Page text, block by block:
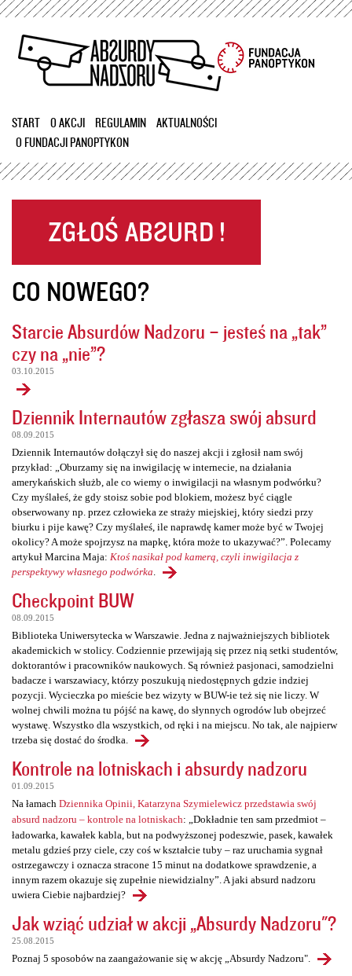
Przejdź
treści
START O AKCJI REGULAMIN
AKTUALNOŚCI
O FUNDACJI PANOPTYKON
CO NOWEGO?
Starcie Absurdów Nadzoru – jesteś na „tak”
czy na „nie”?
03.10.2015
Dziennik Internautów zgłasza swój absurd
08.09.2015
Dziennik Internautów dołączył się do naszej akcji i zgłosił nam swój
przykład: „Oburzamy się na inwigilację w internecie, na działania
amerykańskich służb, ale co wiemy o inwigilacji na własnym podwórku?
Czy myślałeś, że gdy stoisz sobie pod blokiem, możesz być ciągle
obserwowany np. przez człowieka ze straży miejskiej, który siedzi przy
biurku i pije kawę? Czy myślałeś, ile naprawdę kamer może być w Twojej
okolicy? A może spojrzysz na mapkę, która może to ukazywać?”. Polecamy
artykuł Marcina Maja: Ktoś nasikał pod kamerą, czyli inwigilacja z
perspektywy własnego podwórka
Checkpoint BUW
08.09.2015
Biblioteka Uniwersytecka w Warszawie. Jedna z najważniejszych bibliotek
akademickich w stolicy. Codziennie przewijają się przez nią setki studentów,
doktorantów i pracowników naukowych. Są również pasjonaci, samodzielni
badacze i warszawiacy, którzy poszukują niedostępnych gdzie indziej
pozycji. Wycieczka po mieście bez wizyty w BUW-ie też się nie liczy. W
wolnej chwili można tu pójść na kawę, do słynnych ogrodów lub obejrzeć
wystawę. Wszystko dla wszystkich, od ręki i na miejscu. No tak, ale najpierw
trzeba się dostać do środka.
Kontrole na lotniskach i absurdy nadzoru
01.09.2015
Na łamach Dziennika Opinii, Katarzyna Szymielewicz przedstawia swój
absurd nadzoru – kontrole na lotniskach: „Dokładnie ten sam przedmiot –
ładowarka, kawałek kabla, but na podwyższonej podeszwie, pasek, kawałek
metalu gdzieś przy ciele, czy coś w kształcie tuby – raz uruchamia sygnał
ostrzegawczy i oznacza stracone 15 minut na dodatkowe sprawdzenie, a
innym razem okazuje się zupełnie niewidzialny”. A jaki absurd nadzoru
uwiera Ciebie najbardziej?
Jak wziąć udział w akcji „Absurdy Nadzoru"?
25.08.2015
Poznaj 5 sposobów na zaangażowanie się w akcję „Absurdy Nadzoru".